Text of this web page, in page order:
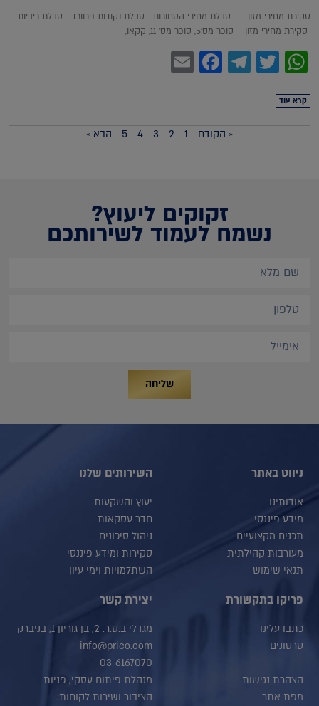
סקירת מחירי מזון טבלת מחירי הסחורות טבלת נקודות פרוורד טבלת ריביות
סקירת מחירי מזון סוכר מס'5, סוכר מס' 11, קקאו,
WhatsApp
Twitter
Telegram
Facebook
קרא עוד
« הקודם 1
2
3
4
5 הבא »
זקוקים ליעוץ?
נשמח לעמוד לשירותכם
שליחה
ניווט באתר
אודותינו
מידע פיננסי
תכנים מקצועיים
מעורבות קהילתית
תנאי שימוש
השירותים שלנו
יעוץ והשקעות
חדר עסקאות
ניהול סיכונים
סקירות ומידע פיננסי
השתלמויות וימי עיון
פריקו בתקשורת
כתבו עלינו
סרטונים
---
הצהרת נגישות
מפת אתר
יצירת קשר
מגדלי ב.ס.ר. 2, בן גוריון 1, בניברק
info@prico.com
03-6167070
מנהלת פיתוח עסקי, פניות
הציבור ושירות לקוחות: